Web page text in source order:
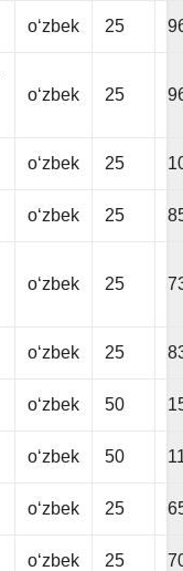
oʻzbek 25
oʻzbek 25
oʻzbek 25
oʻzbek 25
oʻzbek 25
oʻzbek 25
oʻzbek 50
oʻzbek 50
oʻzbek 25
oʻzbek 25